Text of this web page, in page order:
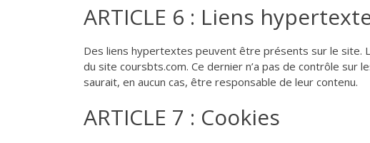
ARTICLE 6 : Liens
Des liens hypertextes peuvent être présents sur le site.
du site coursbts.com. Ce dernier n’a pas de contrôle sur
saurait, en aucun cas, être responsable de leur contenu.
ARTICLE 7 : Cookies